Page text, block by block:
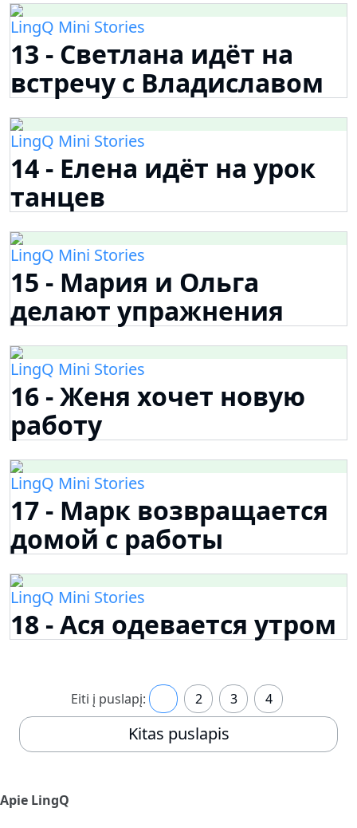
LingQ Mini Stories
13 - Светлана идёт на
встречу с Владиславом
LingQ Mini Stories
14 - Елена идёт на урок
танцев
LingQ Mini Stories
15 - Мария и Ольга
делают упражнения
LingQ Mini Stories
16 - Женя хочет новую
работу
LingQ Mini Stories
17 - Марк возвращается
домой с работы
LingQ Mini Stories
18 - Ася одевается утром
Eiti į puslapį: 2 3 4
Kitas puslapis
Apie LingQ